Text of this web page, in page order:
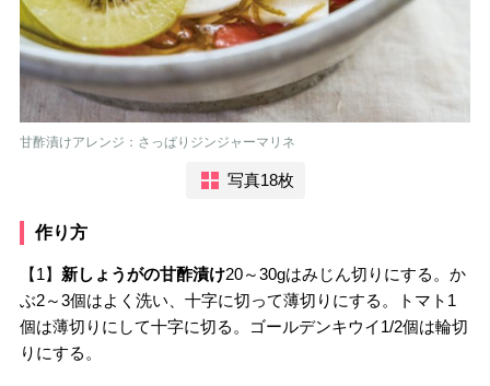
甘酢漬けアレンジ：さっぱりジンジャーマリネ
写真18枚
作り方
【1】 新しょうがの甘酢漬け20～30gはみじん切りにする。か
ぶ2～3個はよく洗い、十字に切って薄切りにする。トマト1
個は薄切りにして十字に切る。ゴールデンキウイ1/2個は輪切
りにする。